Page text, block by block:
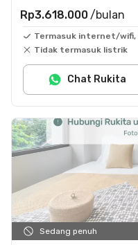
Rp3.618.000 /bulan
Termasuk internet/wifi,
Tidak termasuk listrik
Chat Rukita
Sedang penuh